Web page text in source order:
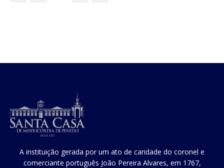
A instituição gerada por um ato de caridade do coronel e
comerciante português João Pereira Alvares, em 1767,